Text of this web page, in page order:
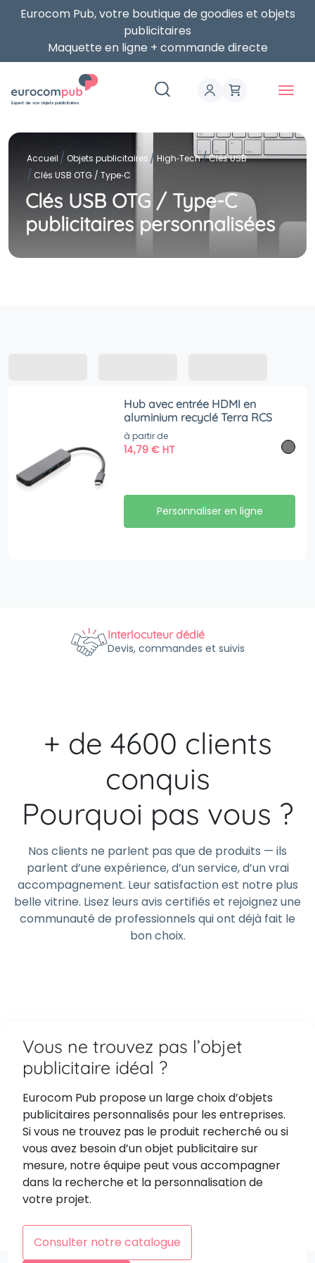
Eurocom Pub, votre boutique de goodies et objets
publicitaires
Maquette en ligne + commande directe
Expert de vos objets publicitaires
Accueil Objets publicitaires High‑Tech
Clés USB
Clés USB OTG / Type‑C
Clés USB OTG / Type-C
publicitaires personnalisées
Hub avec entrée HDMI en
aluminium recyclé Terra RCS
à partir de
14,79€ HT
Personnaliser en ligne
Interlocuteur dédié
Devis, commandes et suivis
+ de 4600 clients
conquis
Pourquoi pas vous ?
Nos clients ne parlent pas que de produits — ils
parlent d’une expérience, d’un service, d’un vrai
accompagnement. Leur satisfaction est notre plus
belle vitrine. Lisez leurs avis certifiés et rejoignez une
communauté de professionnels qui ont déjà fait le
bon choix.
Vous ne trouvez pas l’objet
publicitaire idéal ?
Eurocom Pub propose un large choix d’objets
publicitaires personnalisés pour les entreprises.
Si vous ne trouvez pas le produit recherché ou si
vous avez besoin d’un objet publicitaire sur
mesure, notre équipe peut vous accompagner
dans la recherche et la personnalisation de
votre projet.
Consulter notre catalogue